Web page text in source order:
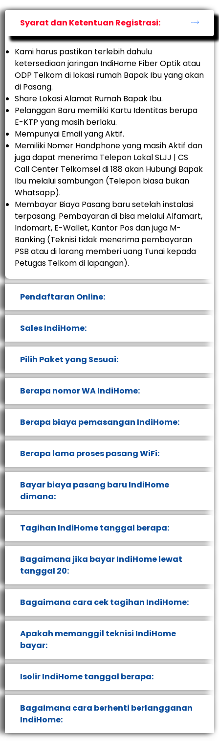
Syarat dan Ketentuan Registrasi:
Kami harus pastikan terlebih dahulu
ketersediaan jaringan IndiHome Fiber Optik atau
ODP Telkom di lokasi rumah Bapak Ibu yang akan
di Pasang.
Share Lokasi Alamat Rumah Bapak Ibu.
Pelanggan Baru memiliki Kartu Identitas berupa
E-KTP yang masih berlaku.
Mempunyai Email yang Aktif.
Memiliki Nomer Handphone yang masih Aktif dan
juga dapat menerima Telepon Lokal SLJJ | CS
Call Center Telkomsel di 188 akan Hubungi Bapak
Ibu melalui sambungan (Telepon biasa bukan
Whatsapp).
Membayar Biaya Pasang baru setelah instalasi
terpasang. Pembayaran di bisa melalui Alfamart,
Indomart, E-Wallet, Kantor Pos dan juga M-
Banking (Teknisi tidak menerima pembayaran
PSB atau di larang memberi uang Tunai kepada
Petugas Telkom di lapangan).
Pendaftaran Online:
Sales IndiHome:
Pilih Paket yang Sesuai:
Berapa nomor WA IndiHome:
Berapa biaya pemasangan IndiHome:
Berapa lama proses pasang WiFi:
Bayar biaya pasang baru IndiHome
dimana:
Tagihan IndiHome tanggal berapa:
Bagaimana jika bayar IndiHome lewat
tanggal 20:
Bagaimana cara cek tagihan IndiHome:
Apakah memanggil teknisi IndiHome
bayar:
Isolir IndiHome tanggal berapa:
Bagaimana cara berhenti berlangganan
IndiHome: